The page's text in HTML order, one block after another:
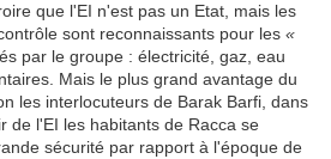
que l'EI n'est pas un Etat, mais les
sont reconnaissants pour les «
par le groupe : électricité, gaz, eau
Mais le plus grand avantage du
les interlocuteurs de Barak Barfi, dans
de l'EI les habitants de Racca se
sécurité par rapport à l'époque de